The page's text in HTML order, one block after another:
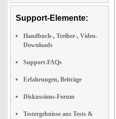
Support-Elemente:
Handbuch-, Treiber-, Video-
Downloads
Support-FAQs
Erfahrungen, Beiträge
Diskussions-Forum
Testergebnisse aus Tests &